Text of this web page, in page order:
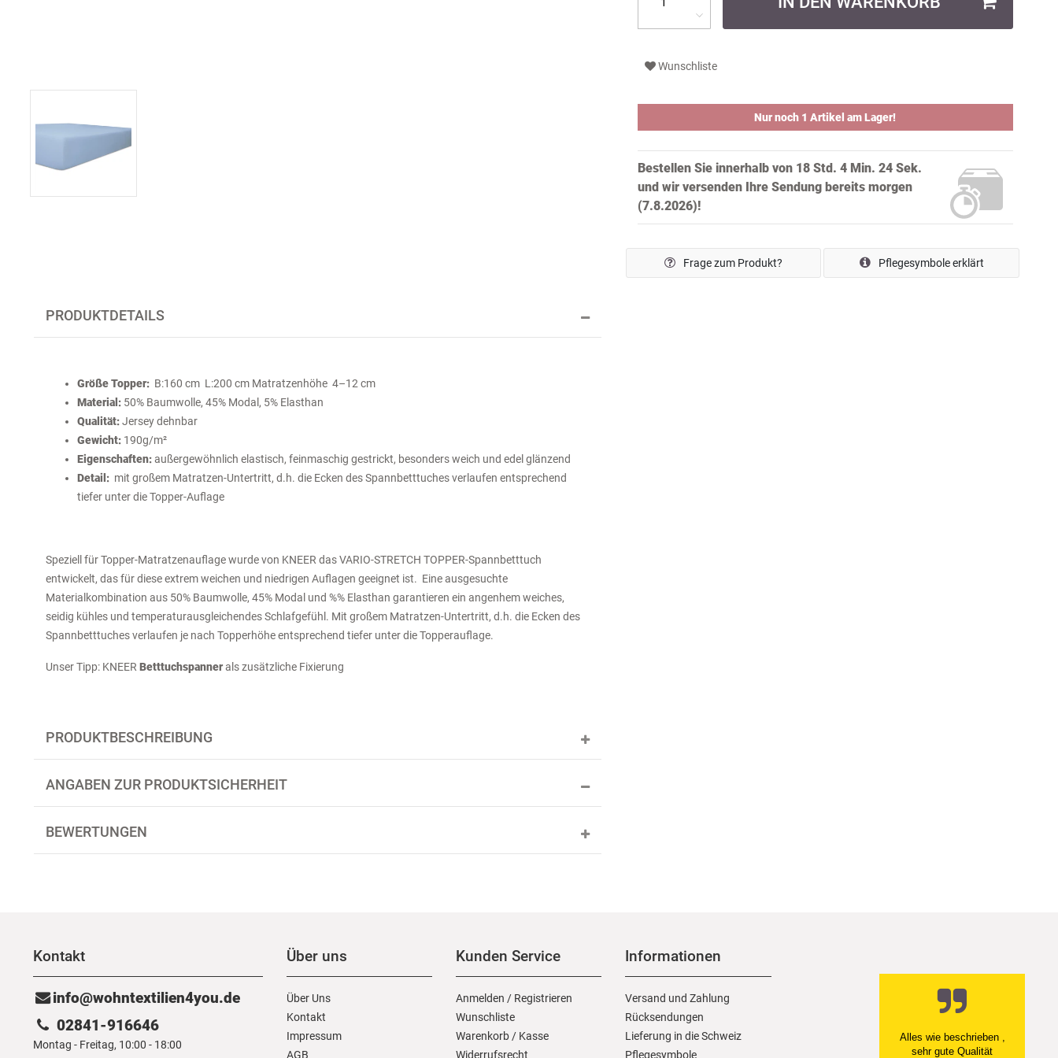
Wunschliste
Nur noch 1 Artikel am Lager!
Bestellen Sie innerhalb von 18 Std. 4 Min. 23 Sek.
und wir versenden Ihre Sendung bereits morgen
(7.8.2026)!
Frage zum Produkt? Pflegesymbole erklärt
PRODUKTDETAILS
Größe Topper: B:160 cm L:200 cm Matratzenhöhe 4–12 cm
Material:50% Baumwolle, 45% Modal, 5% Elasthan
Qualität:Jersey dehnbar
Gewicht: 190g/m²
Eigenschaften:außergewöhnlich elastisch, feinmaschig gestrickt, besonders weich und edel glänzend
Detail:mit großem Matratzen-Untertritt, d.h. die Ecken des Spannbetttuches verlaufen entsprechend
tiefer unter die Topper-Auflage
Speziell für Topper-Matratzenauflage wurde von KNEER das VARIO-STRETCH TOPPER-Spannbetttuch
entwickelt, das für diese extrem weichen und niedrigen Auflagen geeignet ist. Eine ausgesuchte
Materialkombination aus 50% Baumwolle, 45% Modal und %% Elasthan garantieren ein angenhem weiches,
seidig kühles und temperaturausgleichendes Schlafgefühl. Mit großem Matratzen-Untertritt, d.h. die Ecken des
Spannbetttuches verlaufen je nach Topperhöhe entsprechend tiefer unter die Topperauflage.
Unser Tipp: KNEER Betttuchspannerals zusätzliche Fixierung
PRODUKTBESCHREIBUNG
ANGABEN ZUR PRODUKTSICHERHEIT
BEWERTUNGEN
Kontakt
info@wohntextilien4you.de
02841-916646
Montag - Freitag, 10:00 - 18:00
Über uns
Über Uns
Kontakt
Impressum
AGB
Kunden Service
Anmelden / Registrieren
Wunschliste
Warenkorb / Kasse
Widerrufs­recht
Informationen
Versand und Zahlung
Rücksendungen
Lieferung in die Schweiz
Pflegesymbole
Alles wie beschrieben ,
sehr gute Qualität